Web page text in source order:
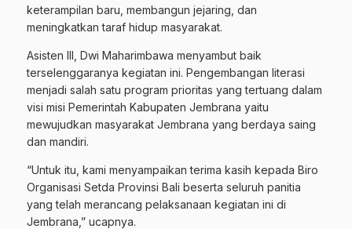
keterampilan baru, membangun jejaring, dan
meningkatkan taraf hidup masyarakat.
Asisten III, Dwi Maharimbawa menyambut baik
terselenggaranya kegiatan ini. Pengembangan literasi
menjadi salah satu program prioritas yang tertuang dalam
visi misi Pemerintah Kabupaten Jembrana yaitu
mewujudkan masyarakat Jembrana yang berdaya saing
dan mandiri.
“Untuk itu, kami menyampaikan terima kasih kepada Biro
Organisasi Setda Provinsi Bali beserta seluruh panitia
yang telah merancang pelaksanaan kegiatan ini di
Jembrana,” ucapnya.